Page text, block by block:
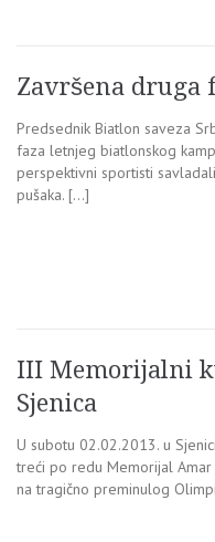
Završena druga
Predsednik Biatlon saveza
faza letnjeg biatlonskog
perspektivni sportisti
pušaka. […]
III Memorijalni
Sjenica
U subotu 02.02.2013. u
treći po redu Memorijal Amar
na tragično preminulog